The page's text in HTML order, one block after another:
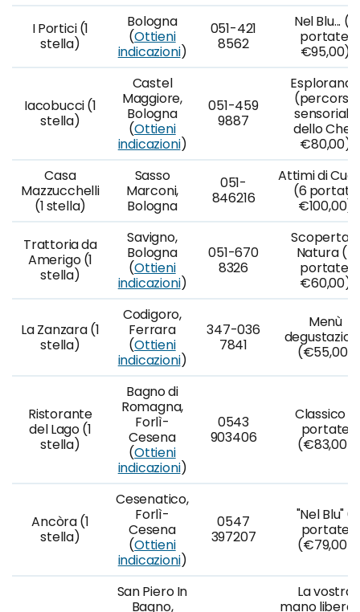
I Portici (1
stella)
Bologna
(Ottieni
indicazioni)
051-421
8562
Nel Blu... (8
portate,
€95,00)
Iacobucci (1
stella)
Castel
Maggiore,
Bologna
(Ottieni
indicazioni)
051-459
9887
Esplorando
(percorso
sensoriale
dello Chef,
€80,00)
Casa
Mazzucchelli
(1 stella)
Sasso
Marconi,
Bologna
051-
846216
Attimi di
(6 portate
€100,00)
Trattoria da
Amerigo (1
stella)
Savigno,
Bologna
(Ottieni
indicazioni)
051-670
8326
Scoperta e
Natura (5
portate,
€60,00)
La Zanzara (1
stella)
Codigoro,
Ferrara
(Ottieni
indicazioni)
347-036
7841
Menù
(€55,00)
Ristorante
del Lago (1
stella)
Bagno di
Romagna,
Forlì-
Cesena
(Ottieni
indicazioni)
0543
903406
Classico 8
portate
(€83,00)
Ancòra (1
stella)
Cesenatico,
Forlì-
Cesena
(Ottieni
indicazioni)
0547
397207
"Nel Blu" 6
portate
(€79,00)
San Piero In
Bagno,
La vostra
mano libera